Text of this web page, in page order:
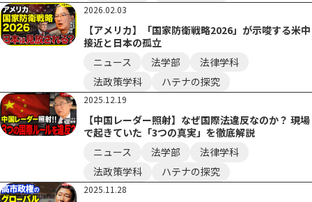
2026.02.03
【アメリカ】「国家防衛戦略2026」が示唆する米中
接近と日本の孤立
ニュース
法学部
法律学科
法政策学科
ハテナの探究
2025.12.19
【中国レーダー照射】なぜ国際法違反なのか？ 現場
で起きていた「3つの真実」を徹底解説
ニュース
法学部
法律学科
法政策学科
ハテナの探究
2025.11.28